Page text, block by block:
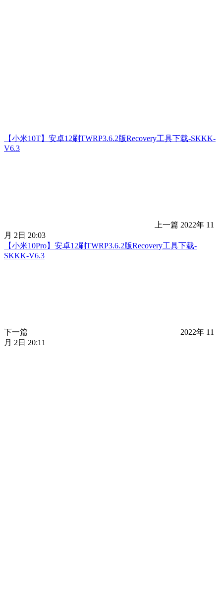
【小米10T】安卓12刷TWRP3.6.2版Recovery工具下载-SKKK-
V6.3
上一篇 2022年 11
月 2日 20:03
【小米10Pro】安卓12刷TWRP3.6.2版Recovery工具下载-
SKKK-V6.3
下一篇
2022年 11
月 2日 20:11